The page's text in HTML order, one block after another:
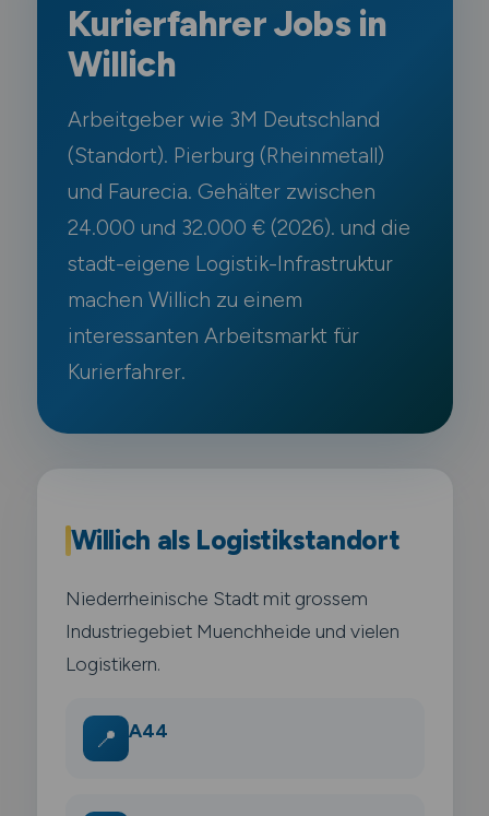
Kurierfahrer Jobs in
Willich
Arbeitgeber wie 3M Deutschland
(Standort). Pierburg (Rheinmetall)
und Faurecia. Gehälter zwischen
24.000 und 32.000 € (2026). und die
stadt-eigene Logistik-Infrastruktur
machen Willich zu einem
interessanten Arbeitsmarkt für
Kurierfahrer.
Willich als Logistikstandort
Niederrheinische Stadt mit grossem
Industriegebiet Muenchheide und vielen
Logistikern.
📍 A44